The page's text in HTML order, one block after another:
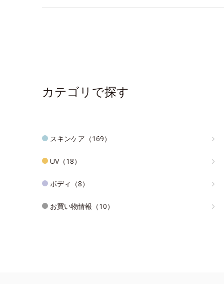
カテゴリで探す
スキンケア（169）
UV（18）
ボディ（8）
お買い物情報（10）